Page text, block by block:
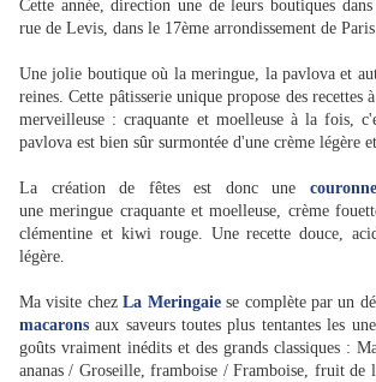
Cette année, direction une de leurs boutiques
rue de Levis, dans le 17ème arrondissement de
Une jolie boutique où la meringue, la pavlova et
reines. Cette pâtisserie unique propose des recettes
merveilleuse : craquante et moelleuse à la fois,
pavlova est bien sûr surmontée d'une crème légère
La création de fêtes est donc une
une meringue craquante et moelleuse, crème
clémentine et kiwi rouge. Une recette douce,
légère.
Ma visite chezLa Meringaiese complète par un
macarons aux saveurs toutes plus tentantes les
goûts vraiment inédits et des grands classiques :
ananas / Groseille, framboise / Framboise, fruit de